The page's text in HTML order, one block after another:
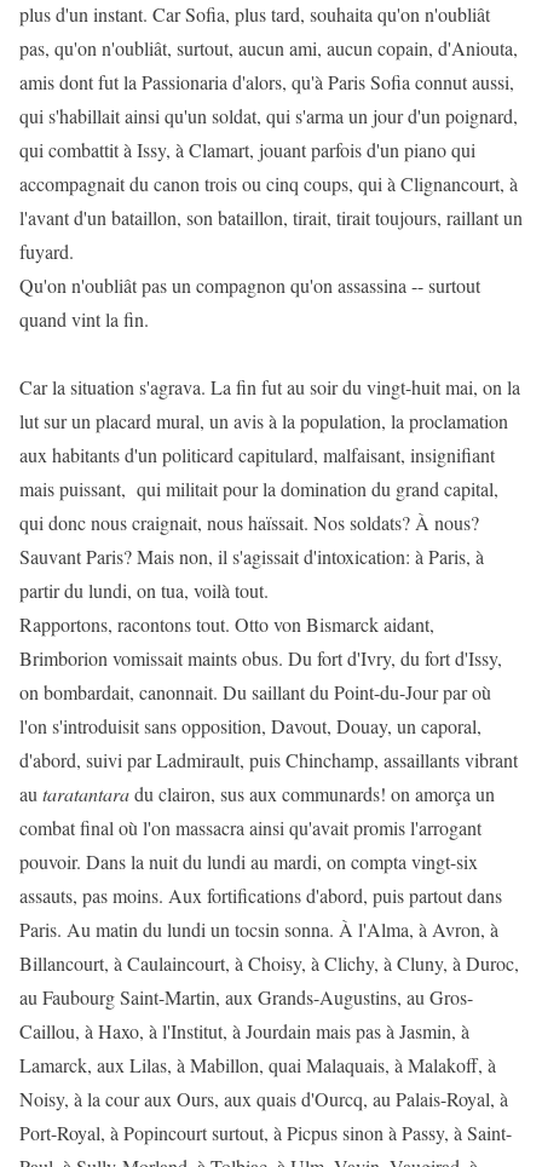
plus d'un instant. Car Sofia, plus tard, souhaita qu'on n'oubliât
pas, qu'on n'oubliât, surtout, aucun ami, aucun copain, d'Aniouta,
amis dont fut la Passionaria d'alors, qu'à Paris Sofia connut aussi,
qui s'habillait ainsi qu'un soldat, qui s'arma un jour d'un poignard,
qui combattit à Issy, à Clamart, jouant parfois d'un piano qui
accompagnait du canon trois ou cinq coups, qui à Clignancourt, à
l'avant d'un bataillon, son bataillon, tirait, tirait toujours, raillant un
fuyard.
Qu'on n'oubliât pas un compagnon qu'on assassina -- surtout
quand vint la fin.
Car la situation s'agrava. La fin fut au soir du vingt-huit mai, on la
lut sur un placard mural, un avis à la population, la proclamation
aux habitants d'un politicard capitulard, malfaisant, insignifiant
mais puissant, qui militait pour la domination du grand capital,
qui donc nous craignait, nous haïssait. Nos soldats? À nous?
Sauvant Paris? Mais non, il s'agissait d'intoxication: à Paris, à
partir du lundi, on tua, voilà tout.
Rapportons, racontons tout. Otto von Bismarck aidant,
Brimborion vomissait maints obus. Du fort d'Ivry, du fort d'Issy,
on bombardait, canonnait. Du saillant du Point-du-Jour par où
l'on s'introduisit sans opposition, Davout, Douay, un caporal,
d'abord, suivi par Ladmirault, puis Chinchamp, assaillants vibrant
au taratantaradu clairon, sus aux communards! on amorça un
combat final où l'on massacra ainsi qu'avait promis l'arrogant
pouvoir. Dans la nuit du lundi au mardi, on compta vingt-six
assauts, pas moins. Aux fortifications d'abord, puis partout dans
Paris. Au matin du lundi un tocsin sonna. À l'Alma, à Avron, à
Billancourt, à Caulaincourt, à Choisy, à Clichy, à Cluny, à Duroc,
au Faubourg Saint-Martin, aux Grands-Augustins, au Gros-
Caillou, à Haxo, à l'Institut, à Jourdain mais pas à Jasmin, à
Lamarck, aux Lilas, à Mabillon, quai Malaquais, à Malakoff, à
Noisy, à la cour aux Ours, aux quais d'Ourcq, au Palais-Royal, à
Port-Royal, à Popincourt surtout, à Picpus sinon à Passy, à Saint-